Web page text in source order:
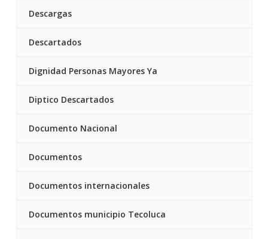
Descargas
Descartados
Dignidad Personas Mayores Ya
Diptico Descartados
Documento Nacional
Documentos
Documentos internacionales
Documentos municipio Tecoluca